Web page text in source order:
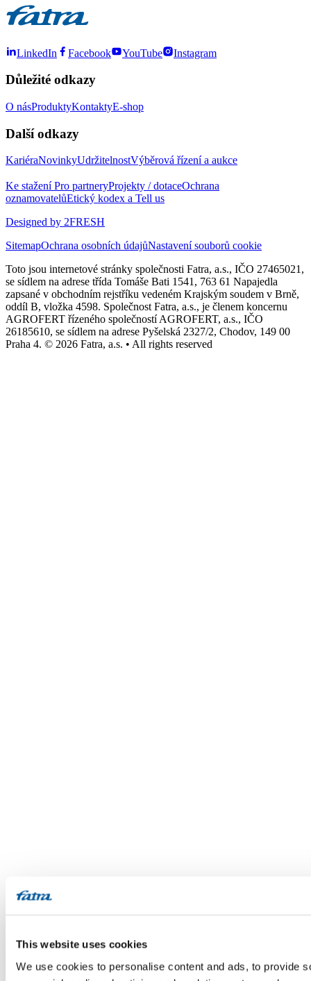
This website uses cookies
We use cookies to personalise content and ads, to provide
LinkedIn Facebook YouTube Instagram
Důležité odkazy
O násProduktyKontaktyE-shop
Další odkazy
KariéraNovinkyUdržitelnostVýběrová řízení a aukce
Ke staženíPro partneryProjekty / dotaceOchrana
oznamovatelůEtický kodex a Tell us
Designed by 2FRESH
SitemapOchrana osobních údajůNastavení souborů cookie
Toto jsou internetové stránky společnosti Fatra, a.s., IČO 27465021,
se sídlem na adrese třída Tomáše Bati 1541, 763 61 Napajedla
zapsané v obchodním rejstříku vedeném Krajským soudem v Brně,
oddíl B, vložka 4598. Společnost Fatra, a.s., je členem koncernu
AGROFERT řízeného společností AGROFERT, a.s., IČO
26185610, se sídlem na adrese Pyšelská 2327/2, Chodov, 149 00
Praha 4. © 2026 Fatra, a.s. • All rights reserved